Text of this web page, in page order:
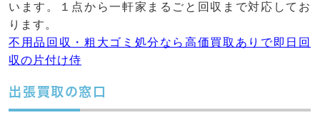
います。１点から一軒家まるごと回収まで対応してお
ります。
不用品回収・粗大ゴミ処分なら高価買取ありで即日回
収の片付け侍
出張買取の窓口